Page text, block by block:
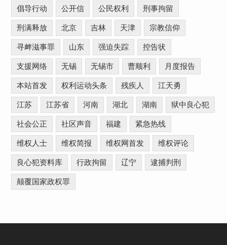
倡导行动 公开信 公民权利 刑事拘留
刑满释放 北京 吉林 天津 宗教信仰
寻衅滋事罪 山东 强迫失踪 控告状
支援网络 无锡 无锡市 曹顺利 月度报告
本站首发 权利运动头条 残疾人 江天勇
江苏 江苏省 河南 湖北 湖南 狱中良心犯
社会公正 社区声音 福建 紧急热线
维权人士 维权简报 维权网首发 维权评论
良心犯资料库 行政拘留 辽宁 逮捕判刑
颠覆国家政权罪